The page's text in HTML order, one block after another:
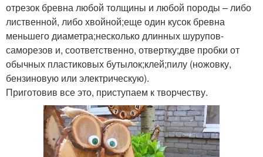
отрезок бревна любой толщины и любой породы – либо
лиственной, либо хвойной;еще один кусок бревна
меньшего диаметра;несколько длинных шурупов-
саморезов и, соответственно, отвертку;две пробки от
обычных пластиковых бутылок;клей;пилу (ножовку,
бензиновую или электрическую).
Приготовив все это, приступаем к творчеству.